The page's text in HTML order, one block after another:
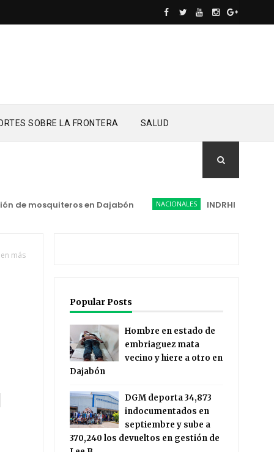
SOBRE LA FRONTERA SALUD
en Dajabón NACIONALES INDRHI inicia
más
Popular Posts
Hombre en estado de
embriaguez mata
vecino y hiere a otro en
Dajabón
DGM deporta 34,873
indocumentados en
septiembre y sube a
370,240 los devueltos en gestión de